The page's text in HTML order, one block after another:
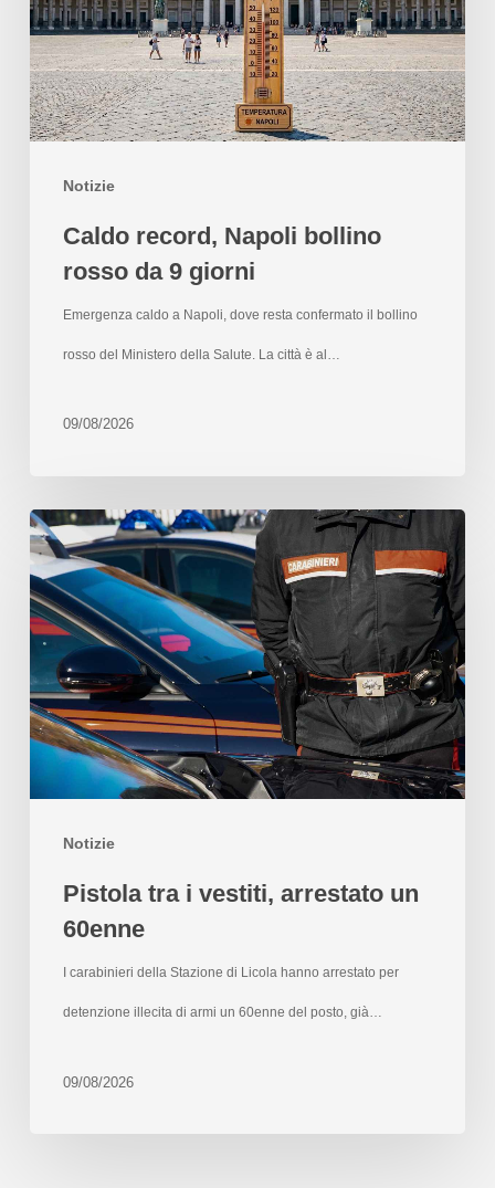
Notizie
Caldo record, Napoli bollino
rosso da 9 giorni
Emergenza caldo a Napoli, dove resta confermato il bollino
rosso del Ministero della Salute. La città è al…
09/08/2026
Notizie
Pistola tra i vestiti, arrestato un
60enne
I carabinieri della Stazione di Licola hanno arrestato per
detenzione illecita di armi un 60enne del posto, già…
09/08/2026